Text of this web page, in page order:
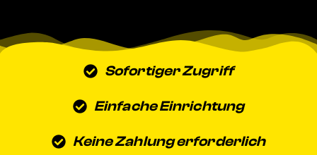
Sofortiger Zugriff
Einfache Einrichtung
Keine Zahlung erforderlich